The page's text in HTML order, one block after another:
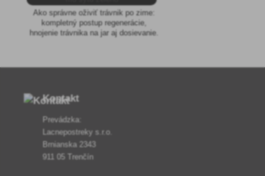
Ako správne oživiť trávnik po zime:
kompletný postup regenerácie,
hnojenie trávnika na jar aj dosievanie.
Kontakt
Prevádzka:
Lacnepostreky s.r.o.
Brnianska 2343
911 05 Trenčín